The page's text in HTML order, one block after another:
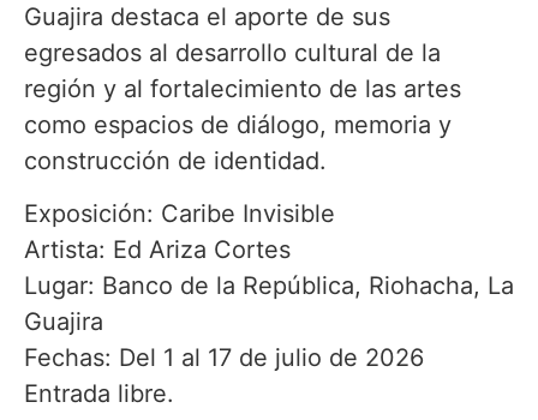
Guajira destaca el aporte de sus
egresados al desarrollo cultural de la
región y al fortalecimiento de las artes
como espacios de diálogo, memoria y
construcción de identidad.
Exposición: Caribe Invisible
Artista: Ed Ariza Cortes
Lugar: Banco de la República, Riohacha, La
Guajira
Fechas: Del 1 al 17 de julio de 2026
Entrada libre.